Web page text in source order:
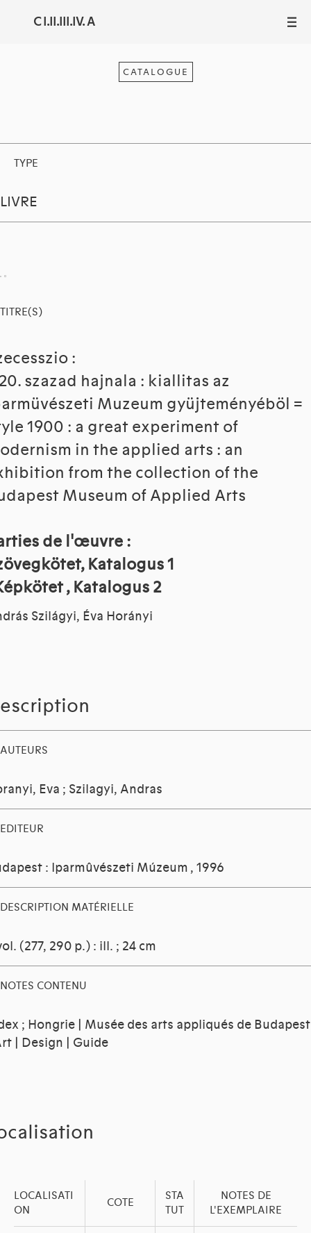
C I.II.III.IV. A III
CATALOGUE
TYPE
LIVRE
TITRE(S)
:
szazad hajnala : kiallitas az
Muzeum gyüjteményéböl =
1900 : a great experiment of
in the applied arts : an
from the collection of the
Museum of Applied Arts
de l'œuvre :
Katalogus 1
, Katalogus 2
Szilágyi, Éva Horányi
AUTEURS
Eva ; Szilagyi, Andras
EDITEUR
: Iparmûvészeti Múzeum , 1996
DESCRIPTION MATÉRIELLE
(277, 290 p.) : ill. ; 24 cm
NOTES CONTENU
; Hongrie | Musée des arts appliqués de Budapest
| Design | Guide
LOCALISATI
ON
COTE
STA
TUT
NOTES DE
L'EXEMPLAIRE